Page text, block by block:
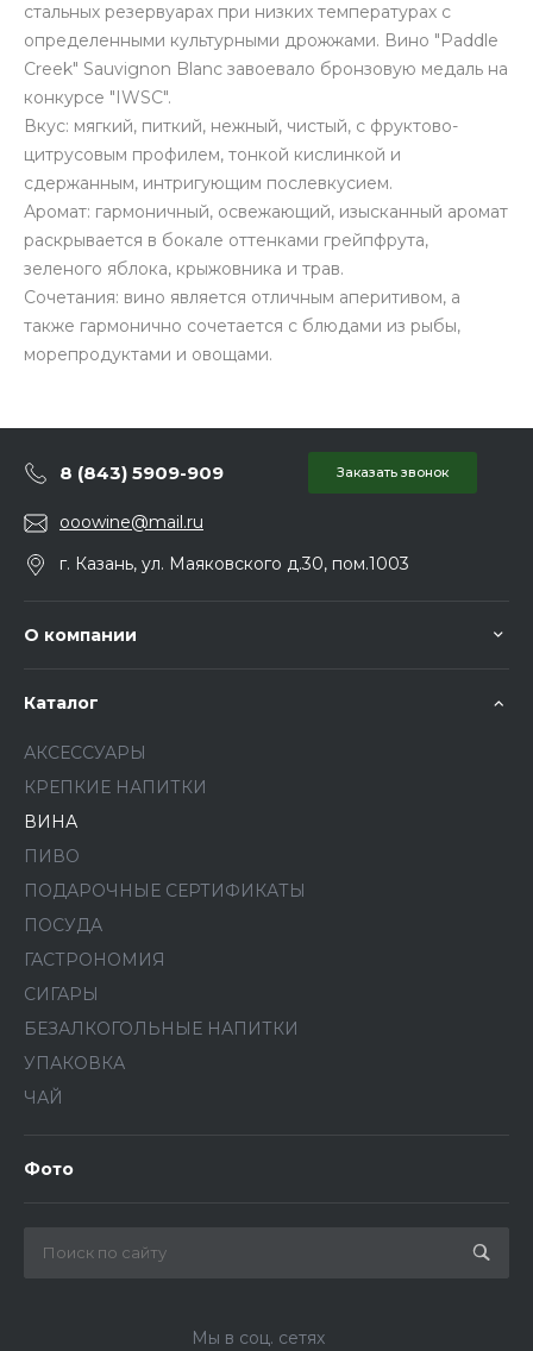
стальных резервуарах при низких температурах с
определенными культурными дрожжами. Вино "Paddle
Creek" Sauvignon Blanc завоевало бронзовую медаль на
конкурсе "IWSC".
Вкус: мягкий, питкий, нежный, чистый, с фруктово-
цитрусовым профилем, тонкой кислинкой и
сдержанным, интригующим послевкусием.
Аромат: гармоничный, освежающий, изысканный аромат
раскрывается в бокале оттенками грейпфрута,
зеленого яблока, крыжовника и трав.
Сочетания: вино является отличным аперитивом, а
также гармонично сочетается с блюдами из рыбы,
морепродуктами и овощами.
8 (843) 5909-909 Заказать звонок
ooowine@mail.ru
г. Казань, ул. Маяковского д.30, пом.1003
О компании
Каталог
АКСЕССУАРЫ
КРЕПКИЕ НАПИТКИ
ВИНА
ПИВО
ПОДАРОЧНЫЕ СЕРТИФИКАТЫ
ПОСУДА
ГАСТРОНОМИЯ
СИГАРЫ
БЕЗАЛКОГОЛЬНЫЕ НАПИТКИ
УПАКОВКА
ЧАЙ
Фото
Мы в соц. сетях